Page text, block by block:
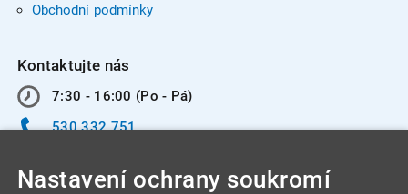
Obchodní podmínky
Kontaktujte nás
7:30 - 16:00 (Po - Pá)
530 332 751
Nastavení ochrany soukromí